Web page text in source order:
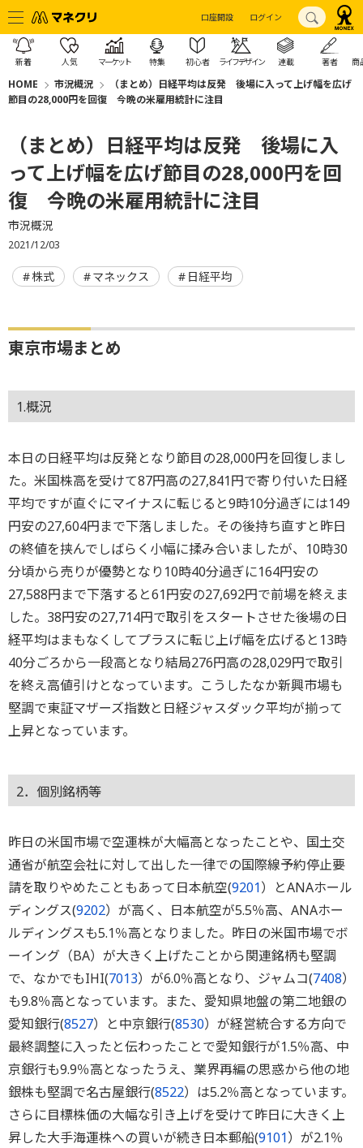
口座開設 ログイン
新着 人気 マーケット 特集 初心者 ライフデザイン 連載 著者 商
HOME 市況概況
（まとめ）日経平均は反発 後場に入って上げ幅を広げ
節目の28,000円を回復 今晩の米雇用統計に注目
（まとめ）日経平均は反発 後場に入
って上げ幅を広げ節目の28,000円を回
復 今晩の米雇用統計に注目
市況概況
2021/12/03
株式 マネックス 日経平均
東京市場まとめ
1.概況
本日の日経平均は反発となり節目の28,000円を回復しまし
た。米国株高を受けて87円高の27,841円で寄り付いた日経
平均ですが直ぐにマイナスに転じると9時10分過ぎには149
円安の27,604円まで下落しました。その後持ち直すと昨日
の終値を挟んでしばらく小幅に揉み合いましたが、10時30
分頃から売りが優勢となり10時40分過ぎに164円安の
27,588円まで下落すると61円安の27,692円で前場を終えま
した。38円安の27,714円で取引をスタートさせた後場の日
経平均はまもなくしてプラスに転じ上げ幅を広げると13時
40分ごろから一段高となり結局276円高の28,029円で取引
を終え高値引けとなっています。こうしたなか新興市場も
堅調で東証マザーズ指数と日経ジャスダック平均が揃って
上昇となっています。
2．個別銘柄等
昨日の米国市場で空運株が大幅高となったことや、国土交
通省が航空会社に対して出した一律での国際線予約停止要
請を取りやめたこともあって日本航空(9201）とANAホール
ディングス(9202）が高く、日本航空が5.5％高、ANAホー
ルディングスも5.1％高となりました。昨日の米国市場でボ
ーイング（BA）が大きく上げたことから関連銘柄も堅調
で、なかでもIHI(7013）が6.0％高となり、ジャムコ(7408）
も9.8％高となっています。また、愛知県地盤の第二地銀の
愛知銀行(8527）と中京銀行(8530）が経営統合する方向で
最終調整に入ったと伝わったことで愛知銀行が1.5％高、中
京銀行も9.9％高となったうえ、業界再編の思惑から他の地
銀株も堅調で名古屋銀行(8522）は5.2％高となっています。
さらに目標株価の大幅な引き上げを受けて昨日に大きく上
昇した大手海運株への買いが続き日本郵船(9101）が2.1％